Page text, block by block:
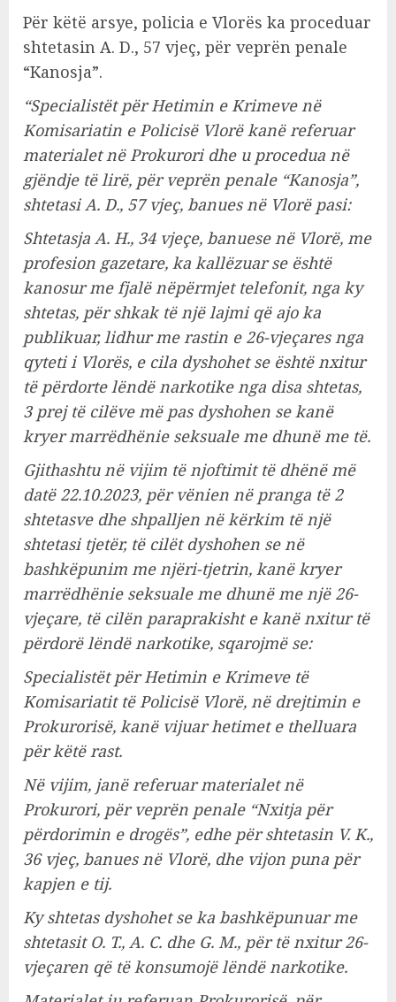
Për këtë arsye, policia e Vlorës ka proceduar
shtetasin A. D., 57 vjeç, për veprën penale
“Kanosja”.
“Specialistët për Hetimin e Krimeve në
Komisariatin e Policisë Vlorë kanë referuar
materialet në Prokurori dhe u procedua në
gjëndje të lirë, për veprën penale “Kanosja”,
shtetasi A. D., 57 vjeç, banues në Vlorë pasi:
Shtetasja A. H., 34 vjeçe, banuese në Vlorë, me
profesion gazetare, ka kallëzuar se është
kanosur me fjalë nëpërmjet telefonit, nga ky
shtetas, për shkak të një lajmi që ajo ka
publikuar, lidhur me rastin e 26-vjeçares nga
qyteti i Vlorës, e cila dyshohet se është nxitur
të përdorte lëndë narkotike nga disa shtetas,
3 prej të cilëve më pas dyshohen se kanë
kryer marrëdhënie seksuale me dhunë me të.
Gjithashtu në vijim të njoftimit të dhënë më
datë 22.10.2023, për vënien në pranga të 2
shtetasve dhe shpalljen në kërkim të një
shtetasi tjetër, të cilët dyshohen se në
bashkëpunim me njëri-tjetrin, kanë kryer
marrëdhënie seksuale me dhunë me një 26-
vjeçare, të cilën paraprakisht e kanë nxitur të
përdorë lëndë narkotike, sqarojmë se:
Specialistët për Hetimin e Krimeve të
Komisariatit të Policisë Vlorë, në drejtimin e
Prokurorisë, kanë vijuar hetimet e thelluara
për këtë rast.
Në vijim, janë referuar materialet në
Prokurori, për veprën penale “Nxitja për
përdorimin e drogës”, edhe për shtetasin V. K.,
36 vjeç, banues në Vlorë, dhe vijon puna për
kapjen e tij.
Ky shtetas dyshohet se ka bashkëpunuar me
shtetasit O. T., A. C. dhe G. M., për të nxitur 26-
vjeçaren që të konsumojë lëndë narkotike.